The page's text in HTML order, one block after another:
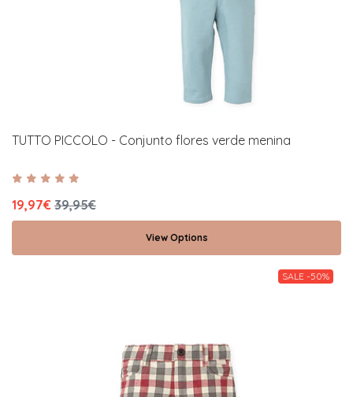
TUTTO PICCOLO - Conjunto flores verde menina
19,97€ 39,95€
View Options
SALE -50%